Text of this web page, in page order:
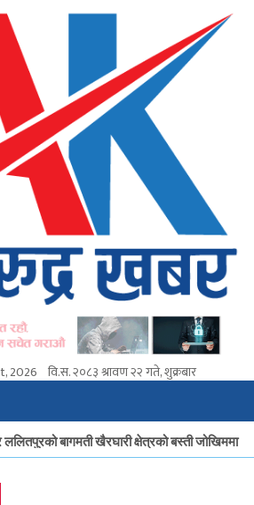
2026 वि.स.२०८३ श्रावण २२ गते, शुक्रबार
बागमती खैरघारी क्षेत्रको बस्ती जोखिममा